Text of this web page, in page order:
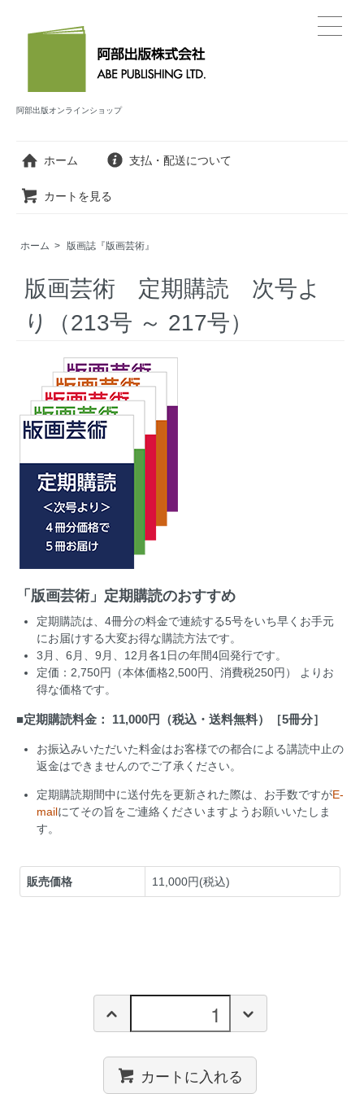
阿部出版オンラインショップ
ホーム 支払・配送について
カートを見る
ホーム > 版画誌『版画芸術』
版画芸術 定期購読 次号よ
り（213号 ～ 217号）
「版画芸術」定期購読のおすすめ
定期購読は、4冊分の料金で連続する5号をいち早くお手元
にお届けする大変お得な購読方法です。
3月、6月、9月、12月各1日の年間4回発行です。
定価：2,750円（本体価格2,500円、消費税250円） よりお
得な価格です。
■定期購読料金： 11,000円（税込・送料無料）［5冊分］
お振込みいただいた料金はお客様での都合による講読中止の
返金はできませんのでご了承ください。
定期購読期間中に送付先を更新された際は、お手数ですがE-
mailにてその旨をご連絡くださいますようお願いいたしま
す。
販売価格 11,000円(税込)
カートに入れる